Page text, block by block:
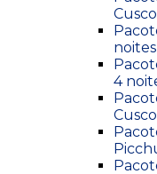
noites
4